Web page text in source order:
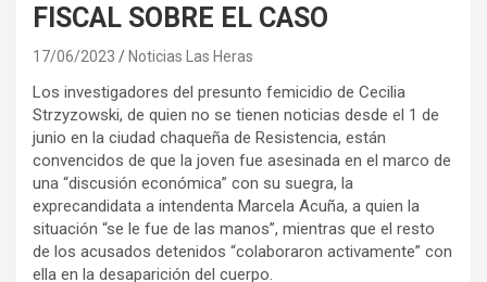
FISCAL SOBRE EL CASO
17/06/2023 Noticias Las Heras
Los investigadores del presunto femicidio de Cecilia
Strzyzowski, de quien no se tienen noticias desde el 1 de
junio en la ciudad chaqueña de Resistencia, están
convencidos de que la joven fue asesinada en el marco de
una “discusión económica” con su suegra, la
exprecandidata a intendenta Marcela Acuña, a quien la
situación “se le fue de las manos”, mientras que el resto
de los acusados detenidos “colaboraron activamente” con
ella en la desaparición del cuerpo.